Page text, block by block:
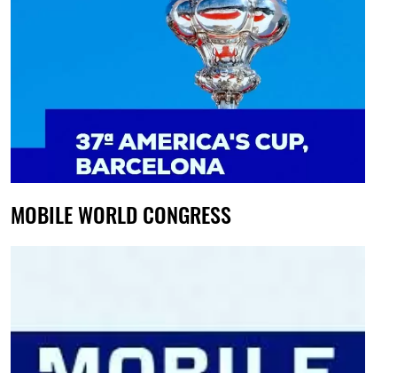
MOBILE WORLD CONGRESS